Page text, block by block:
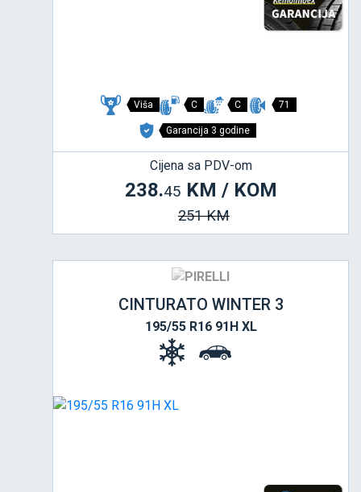
Viša C C 71
Garancija 3 godine
Cijena sa PDV-om
238.45 KM / KOM
251 KM
CINTURATO WINTER 3
195/55 R16 91H XL